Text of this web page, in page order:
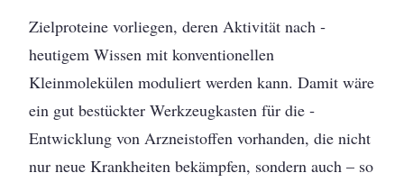
Ziel­proteine vorliegen, deren Aktivität nach ­
heutigem Wissen mit konventionellen
Kleinmolekülen moduliert werden kann. Damit wäre
ein gut bestückter Werkzeugkasten für die ­
Entwicklung von Arzneistoffen vorhanden, die nicht
nur neue Krankheiten bekämpfen, sondern auch – so